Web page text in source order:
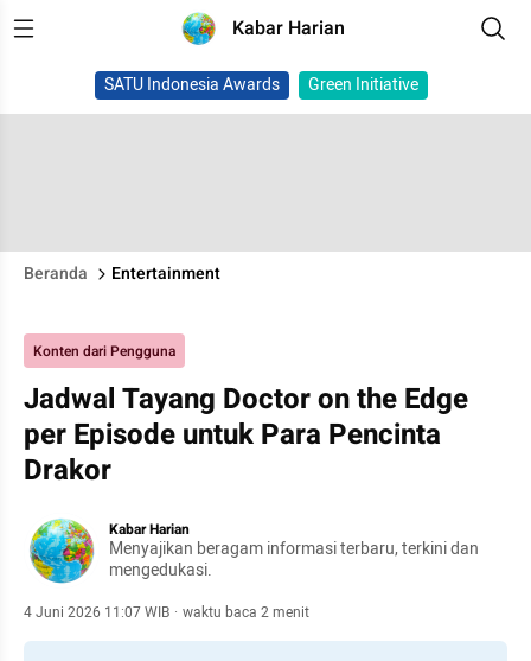
Kabar Harian
SATU Indonesia Awards Green Initiative
Beranda Entertainment
Konten dari Pengguna
Jadwal Tayang Doctor on the Edge
per Episode untuk Para Pencinta
Drakor
Kabar Harian
Menyajikan beragam informasi terbaru, terkini dan
mengedukasi.
4 Juni 2026 11:07 WIB · waktu baca 2 menit